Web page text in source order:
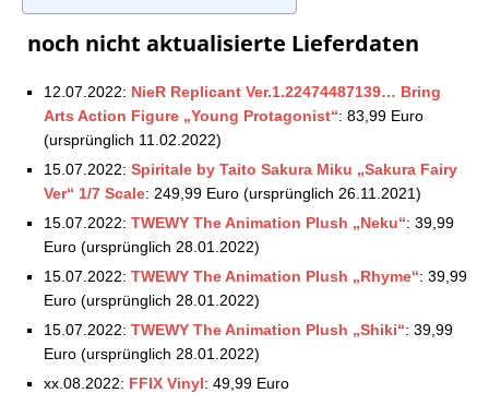
Square Enix Store: Aktuelle Vorbestellungen –
Square Enix Store: Aktuelle Vorbestellungen –
29.10.2023
TWEWY The Animation BA Action Figure
FFXIV Shoulder Massage Stick „Great
noch nicht aktualisierte Lieferdaten
12.07.2022: NieR Replicant Ver.1.22474487139… Bring
Arts Action Figure „Young Protagonist“: 83,99 Euro
(ursprünglich 11.02.2022)
15.07.2022: Spiritale by Taito Sakura Miku „Sakura Fairy
Ver“ 1/7 Scale: 249,99 Euro (ursprünglich 26.11.2021)
15.07.2022: TWEWY The Animation Plush „Neku“: 39,99
Euro (ursprünglich 28.01.2022)
15.07.2022: TWEWY The Animation Plush „Rhyme“: 39,99
Euro (ursprünglich 28.01.2022)
15.07.2022: TWEWY The Animation Plush „Shiki“: 39,99
Euro (ursprünglich 28.01.2022)
xx.08.2022: FFIX Vinyl: 49,99 Euro